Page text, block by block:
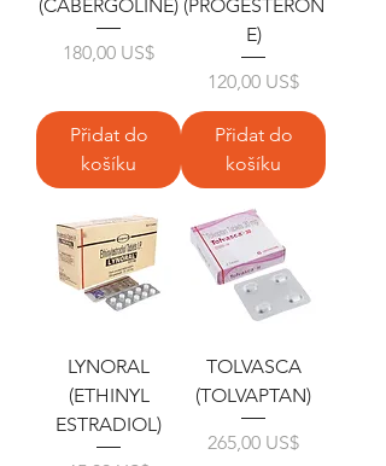
(CABERGOLINE)
Cena
180,00 US$
Přidat do
košíku
(PROGESTERON
E)
Cena
120,00 US$
Přidat do
košíku
LYNORAL
(ETHINYL
ESTRADIOL)
TOLVASCA
(TOLVAPTAN)
Cena
265,00 US$